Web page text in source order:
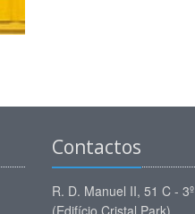
Contactos
R. D. Manuel II, 51 C - 3º